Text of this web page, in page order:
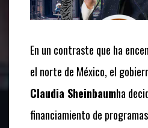
En un contraste que ha
el norte de México, el
Claudia Sheinbaumha
financiamiento de